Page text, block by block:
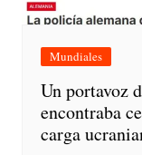
Mundiales
Un portavoz
encontraba
carga